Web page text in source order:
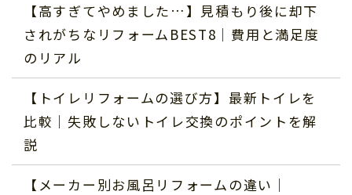
【高すぎてやめました…】見積もり後に却下
されがちなリフォームBEST8｜費用と満足度
のリアル
【トイレリフォームの選び方】最新トイレを
比較｜失敗しないトイレ交換のポイントを解
説
【メーカー別お風呂リフォームの違い｜